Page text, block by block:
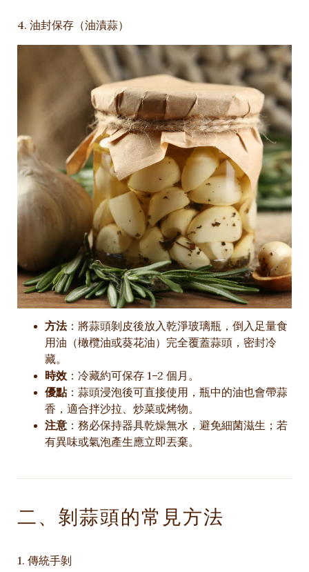
4. 油封保存（油漬蒜）
方法：將蒜頭剝皮後放入乾淨玻璃瓶，倒入足量食
用油（橄欖油或葵花油）完全覆蓋蒜頭，密封冷
藏。
時效 ：冷藏約可保存 1–2 個月。
優點：蒜頭浸泡後可直接使用，瓶中的油也會帶蒜
香，適合拌沙拉、炒菜或烤物。
注意 ：務必保持器具乾燥無水，避免細菌滋生；若
有異味或氣泡產生應立即丟棄。
二、剝蒜頭的常見方法
1. 傳統手剝